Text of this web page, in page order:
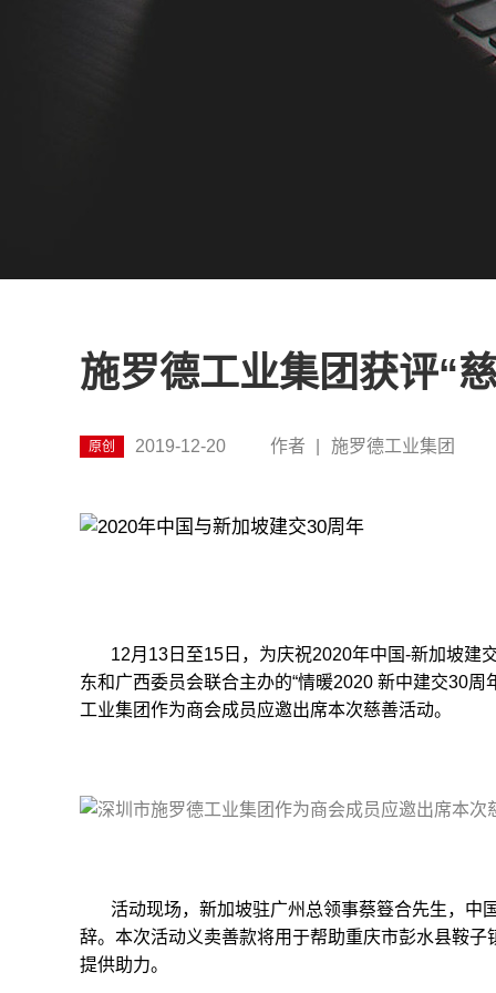
施罗德工业集团获评“
原创 2019-12-20 作者 施罗德工业集团
12月13日至15日，为庆祝2020年中国-新加坡建
东和广西委员会联合主办的“情暖2020 新中建交30
工业集团作为商会成员应邀出席本次慈善活动。
活动现场，新加坡驻广州总领事蔡簦合先生，中
辞。本次活动义卖善款将用于帮助重庆市彭水县鞍
提供助力。